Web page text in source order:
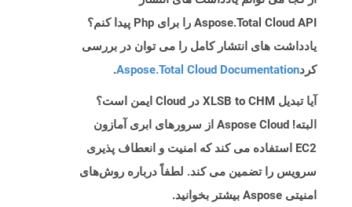
Aspose.Total Cloud API را برای Php پیدا کنم؟
یادداشت های انتشار کامل را می توان در بررسی
کردAspose.Total Cloud Documentation
.
آیا تبدیل XLSB to CHM در Cloud ایمن است؟
البته! Aspose Cloud از سرورهای ابری آمازون
EC2 استفاده می کند که امنیت و انعطاف پذیری
سرویس را تضمین می کند. لطفاً درباره روش‌های
امنیتی Aspose بیشتر بخوانید.